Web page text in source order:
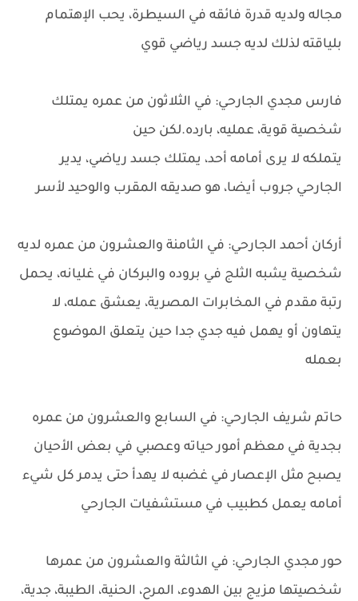
مجاله ولديه قدرة فائقه في السيطرة، يحب الإهتمام
بلياقته لذلك لديه جسد رياضي قوي
فارس مجدي الجارحي: في الثلاثون من عمره يمتلك
شخصية قوية، عمليه، بارده.لكن حين
يتملكه لا يرى أمامه أحد، يمتلك جسد رياضي، يدير
الجارحي جروب أيضا، هو صديقه المقرب والوحيد لأسر
أركان أحمد الجارحي: في الثامنة والعشرون من عمره لديه
شخصية يشبه الثلج في بروده والبركان في غليانه، يحمل
رتبة مقدم في المخابرات المصرية، يعشق عمله، لا
يتهاون أو يهمل فيه جدي جدا حين يتعلق الموضوع
بعمله
حاتم شريف الجارحي: في السابع والعشرون من عمره
بجدية في معظم أمور حياته وعصبي في بعض الأحيان
يصبح مثل الإعصار في غضبه لا يهدأ حتى يدمر كل شيء
أمامه يعمل كطبيب في مستشفيات الجارحي
حور مجدي الجارحي: في الثالثة والعشرون من عمرها
شخصيتها مزيج بين الهدوء، المرح، الحنية، الطيبة، جدية،